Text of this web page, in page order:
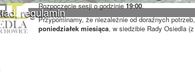
regulamin
Rozpoczęcie sesji o godzinie19:00.
Przypominamy, że niezależnie od doraźnych
poniedziałek miesiąca, w siedzibie Rady Osiedla